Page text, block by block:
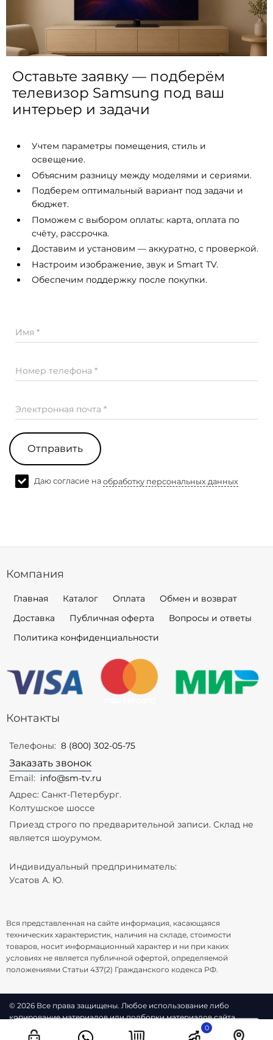
0
Оставьте заявку — подберём
телевизор Samsung под ваш
интерьер и задачи
Учтем параметры помещения, стиль и
освещение.
Объясним разницу между моделями и сериями.
Подберем оптимальный вариант под задачи и
бюджет.
Поможем с выбором оплаты: карта, оплата по
счёту, рассрочка.
Доставим и установим — аккуратно, с проверкой.
Настроим изображение, звук и Smart TV.
Обеспечим поддержку после покупки.
Имя *
Номер телефона *
Электронная почта *
Отправить
Даю согласие на обработку персональных данных
Компания
Главная Каталог Оплата
Обмен и возврат
Доставка
Публичная оферта
Вопросы и ответы
Политика конфиденциальности
Контакты
Телефоны: 8 (800) 302-05-75
Заказать звонок
Email: info@sm-tv.ru
Адрес: Санкт-Петербург.
Колтушское шоссе
Приезд строго по предварительной записи. Склад не
является шоурумом.
Индивидуальный предприниматель:
Усатов А. Ю.
Вся представленная на сайте информация, касающаяся
технических характеристик, наличия на складе, стоимости
товаров, носит информационный характер и ни при каких
условиях не является публичной офертой, определяемой
положениями Статьи 437(2) Гражданского кодекса РФ.
© 2026 Все права защищены. Любое использование либо
копирование материалов или подборки материалов сайта,
элементов дизайна и оформления допускается лишь с
Используя наш сайт, вы даете согласие на обработку файлов
cookie и пользовательских данных. Если вы не хотите, чтобы